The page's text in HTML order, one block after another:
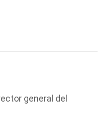
general del